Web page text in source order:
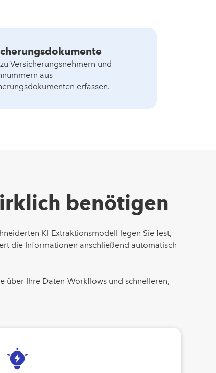
Versicherungsnehmern und
aus
erfassen.
benötigen
KI-Extraktionsmodell legen Sie fest,
die Informationen anschließend automatisch
über Ihre Daten-Workflows und schnelleren,